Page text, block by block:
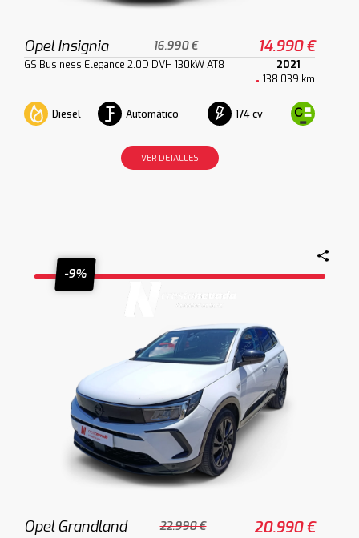
Opel Insignia 16.990 € 14.990 €
GS Business Elegance 2.0D DVH 130kW AT8
2021
138.039 km
Diesel Automático 174 cv
VER DETALLES
-9%
Opel Grandland 22.990 € 20.990 €